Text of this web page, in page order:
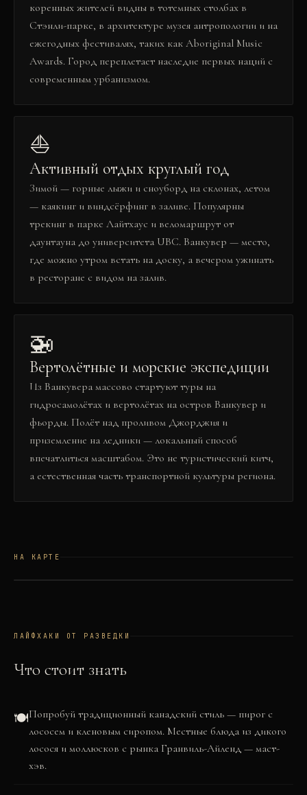
коренных жителей видны в тотемных столбах в
Стэнли-парке, в архитектуре музея антропологии и на
ежегодных фестивалях, таких как Aboriginal Music
Awards. Город переплетает наследие первых наций с
современным урбанизмом.
⛵
Активный отдых круглый год
Зимой — горные лыжи и сноуборд на склонах, летом
— каякинг и виндсёрфинг в заливе. Популярны
трекинг в парке Лайтхаус и веломаршрут от
даунтауна до университета UBC. Ванкувер — место,
где можно утром встать на доску, а вечером ужинать
в ресторане с видом на залив.
🚁
Вертолётные и морские экспедиции
Из Ванкувера массово стартуют туры на
гидросамолётах и вертолётах на остров Ванкувер и
фьорды. Полёт над проливом Джорджия и
приземление на ледники — локальный способ
впечатлиться масштабом. Это не туристический китч,
а естественная часть транспортной культуры региона.
НА КАРТЕ
ЛАЙФХАКИ ОТ РАЗВЕДКИ
Что стоит знать
🍽️Попробуй традиционный канадский стиль — пирог с
лососем и кленовым сиропом. Местные блюда из дикого
лосося и моллюсков с рынка Гранвиль-Айленд — маст-
хэв.